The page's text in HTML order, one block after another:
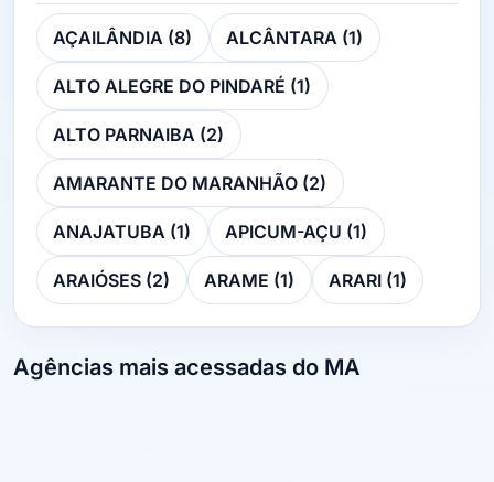
AÇAILÂNDIA (8) ALCÂNTARA (1)
ALTO ALEGRE DO PINDARÉ (1)
ALTO PARNAIBA (2)
AMARANTE DO MARANHÃO (2)
ANAJATUBA (1) APICUM-AÇU (1)
ARAIÓSES (2) ARAME (1) ARARI (1)
Agências mais acessadas do MA